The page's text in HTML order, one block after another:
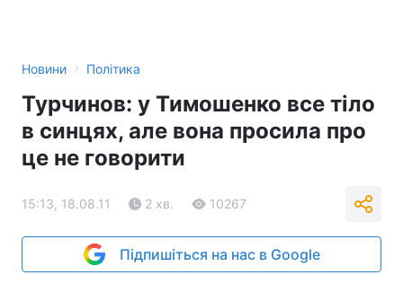
Новини › Політика
Турчинов: у Тимошенко все тіло
в синцях, але вона просила про
це не говорити
15:13, 18.08.11 2 хв. 10267
Підпишіться на нас в Google